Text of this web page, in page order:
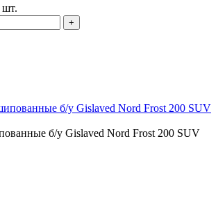
шт.
+
б/у Gislaved Nord Frost 200 SUV